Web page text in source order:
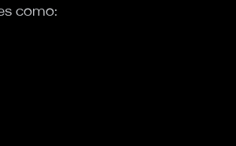
como: